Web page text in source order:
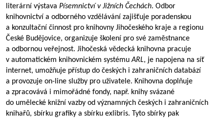
literární výstava Písemnictví v Jižních Čechách. Odbor
knihovnictví a odborného vzdělávání zajišťuje poradenskou
a konzultační činnost pro knihovny Jihočeského kraje a regionu
České Budějovice, organizuje školení pro své zaměstnance
a odbornou veřejnost. Jihočeská vědecká knihovna pracuje
v automatickém knihovnickém systémuARL, je napojena na síť
internet, umožňuje přístup do českých i zahraničních databází
a provozuje on-line služby pro uživatele. Knihovna doplňuje
a zpracovává i mimořádné fondy, např. knihy svázané
do umělecké knižní vazby od významných českých i zahraničních
knihařů, sbírku grafiky a sbírku exlibris. Tyto sbírky pak